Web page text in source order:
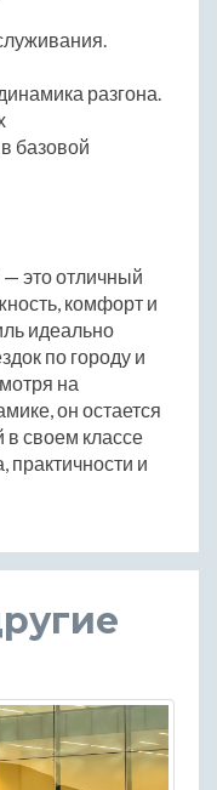
разгона.
базовой
— это отличный
комфорт и
идеально
по городу и
на
он остается
своем классе
практичности и